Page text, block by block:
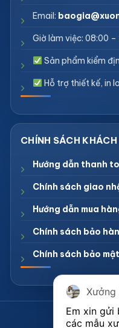
Email:
Giờ làm việc: 08:00
Sản phẩm kiểm
Hỗ trợ thiết kế, in
Hướng dẫn thanh
Chính sách giao
Hướng dẫn mua
Chính sách bảo
Chính sách bảo mật
CÔNG TY
Em xin gửi
các mẫu